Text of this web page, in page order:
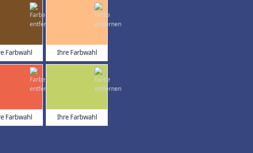
Farbwahl Ihre Farbwahl
Farbwahl Ihre Farbwahl